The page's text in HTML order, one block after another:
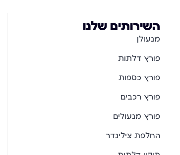
השירותים שלנו
מנעולן
פורץ דלתות
פורץ כספות
פורץ רכבים
פורץ מנעולים
החלפת צילינדר